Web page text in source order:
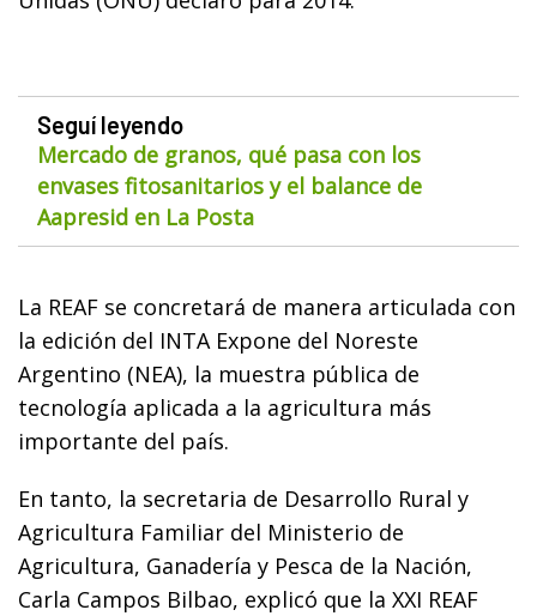
Seguí leyendo
Mercado de granos, qué pasa con los
envases fitosanitarios y el balance de
Aapresid en La Posta
La REAF se concretará de manera articulada con
la edición del INTA Expone del Noreste
Argentino (NEA), la muestra pública de
tecnología aplicada a la agricultura más
importante del país.
En tanto, la secretaria de Desarrollo Rural y
Agricultura Familiar del Ministerio de
Agricultura, Ganadería y Pesca de la Nación,
Carla Campos Bilbao, explicó que la XXI REAF